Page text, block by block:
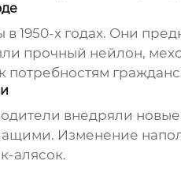
в 1950-х годах. Они
прочный нейлон,
потребностям
внедряли
Изменение
алясок.